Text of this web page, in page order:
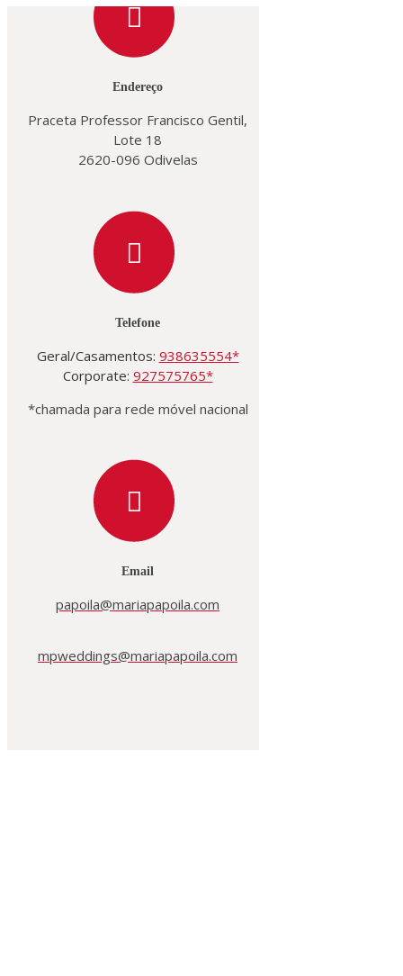
Endereço
Praceta Professor Francisco Gentil,
Lote 18
2620-096 Odivelas
Telefone
Geral/Casamentos: 938635554*
Corporate: 927575765*
*chamada para rede móvel nacional
Email
papoila@mariapapoila.com
mpweddings@mariapapoila.com